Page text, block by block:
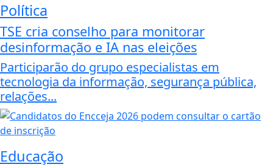
Política
TSE cria conselho para monitorar
desinformação e IA nas eleições
Participarão do grupo especialistas em
tecnologia da informação, segurança pública,
relações...
Educação